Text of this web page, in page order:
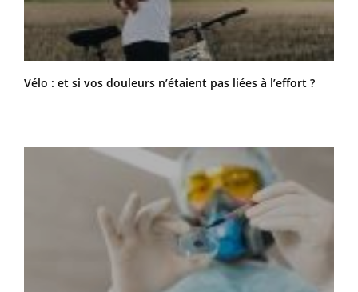
Vélo : et si vos douleurs n’étaient pas liées à l’effort ?